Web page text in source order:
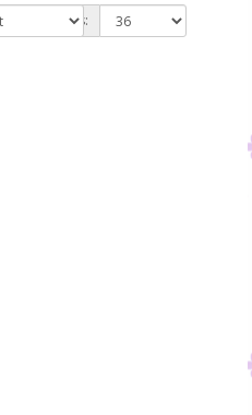
Listázás: